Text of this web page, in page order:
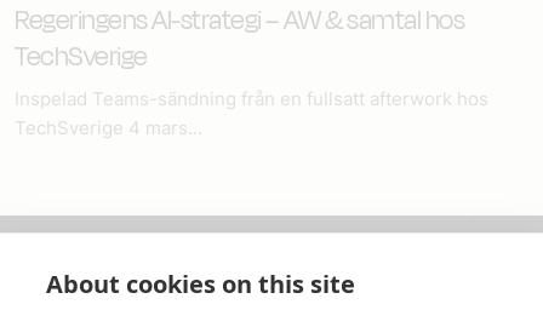
Regeringens AI-strategi – AW & samtal hos
TechSverige
Inspelad Teams-sändning från en fullsatt afterwork hos
TechSverige 4 mars...
About cookies on this site